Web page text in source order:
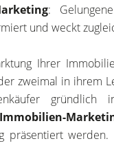
:
und weckt
Ihrer
zweimal in ihrem
gründlich
Immobilien-
präsentiert werden.